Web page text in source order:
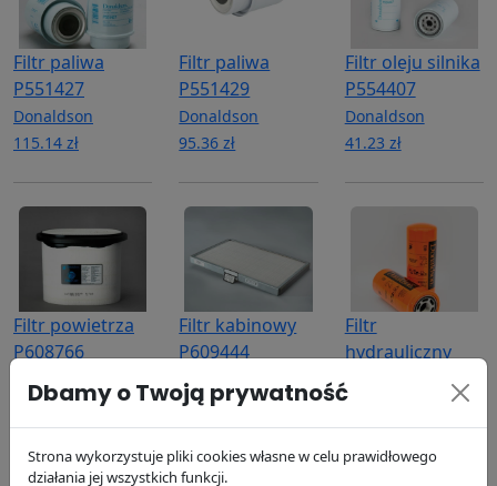
Filtr paliwa
P551427
Donaldson
115.14 zł
Filtr paliwa
P551429
Donaldson
95.36 zł
Filtr oleju silnika
P554407
Donaldson
41.23 zł
Filtr powietrza
P608766
180.48 zł
Filtr kabinowy
P609444
Donaldson
287.68 zł
Filtr
hydrauliczny
P763535
Donaldson
197.23 zł
Dbamy o Twoją prywatność
Strona wykorzystuje pliki cookies własne w celu prawidłowego
działania jej wszystkich funkcji.